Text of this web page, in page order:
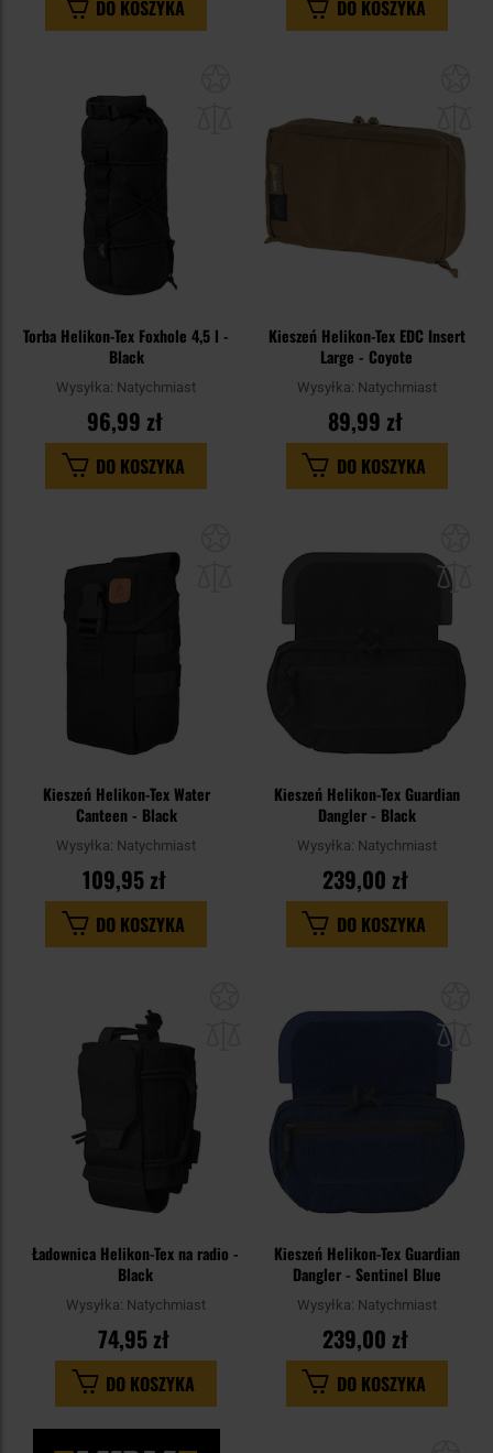
DO KOSZYKA DO KOSZYKA
schowka
Torba Helikon-Tex Foxhole 4,5 l -
Black
Wysyłka: Natychmiast
96,99 zł
DO KOSZYKA
Kieszeń Helikon-Tex EDC Insert
Large - Coyote
Wysyłka: Natychmiast
89,99 zł
DO KOSZYKA
schowka
Kieszeń Helikon-Tex Water
Canteen - Black
Wysyłka: Natychmiast
109,95 zł
DO KOSZYKA
Kieszeń Helikon-Tex Guardian
Dangler - Black
Wysyłka: Natychmiast
239,00 zł
DO KOSZYKA
schowka
Ładownica Helikon-Tex na radio -
Black
Wysyłka: Natychmiast
74,95 zł
DO KOSZYKA
Kieszeń Helikon-Tex Guardian
Dangler - Sentinel Blue
Wysyłka: Natychmiast
239,00 zł
DO KOSZYKA